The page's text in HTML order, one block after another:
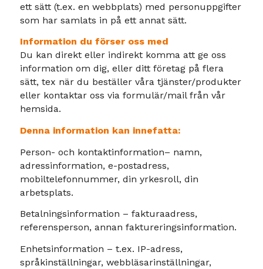
ett sätt (t.ex. en webbplats) med personuppgifter
som har samlats in på ett annat sätt.
Information du förser oss med
Du kan direkt eller indirekt komma att ge oss
information om dig, eller ditt företag på flera
sätt, tex när du beställer våra tjänster/produkter
eller kontaktar oss via formulär/mail från vår
hemsida.
Denna information kan innefatta:
Person- och kontaktinformation– namn,
adressinformation, e-postadress,
mobiltelefonnummer, din yrkesroll, din
arbetsplats.
Betalningsinformation – fakturaadress,
referensperson, annan faktureringsinformation.
Enhetsinformation – t.ex. IP-adress,
språkinställningar, webbläsarinställningar,